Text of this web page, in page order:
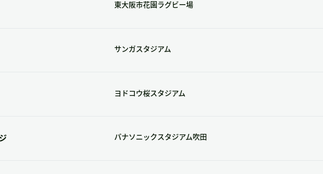
東大阪市花園ラグビー場
サンガスタジアム
ヨドコウ桜スタジアム
パナソニックスタジアム吹田